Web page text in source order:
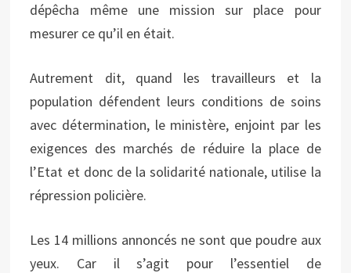
dépêcha même une mission sur place pour
mesurer ce qu’il en était.
Autrement dit, quand les travailleurs et la
population défendent leurs conditions de soins
avec détermination, le ministère, enjoint par les
exigences des marchés de réduire la place de
l’Etat et donc de la solidarité nationale, utilise la
répression policière.
Les 14 millions annoncés ne sont que poudre aux
yeux. Car il s’agit pour l’essentiel de